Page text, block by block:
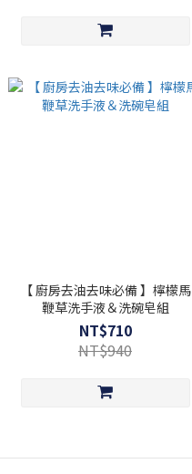
【 廚房去油去味必備 】檸檬馬
鞭草洗手液＆洗碗皂組
NT$710
NT$940